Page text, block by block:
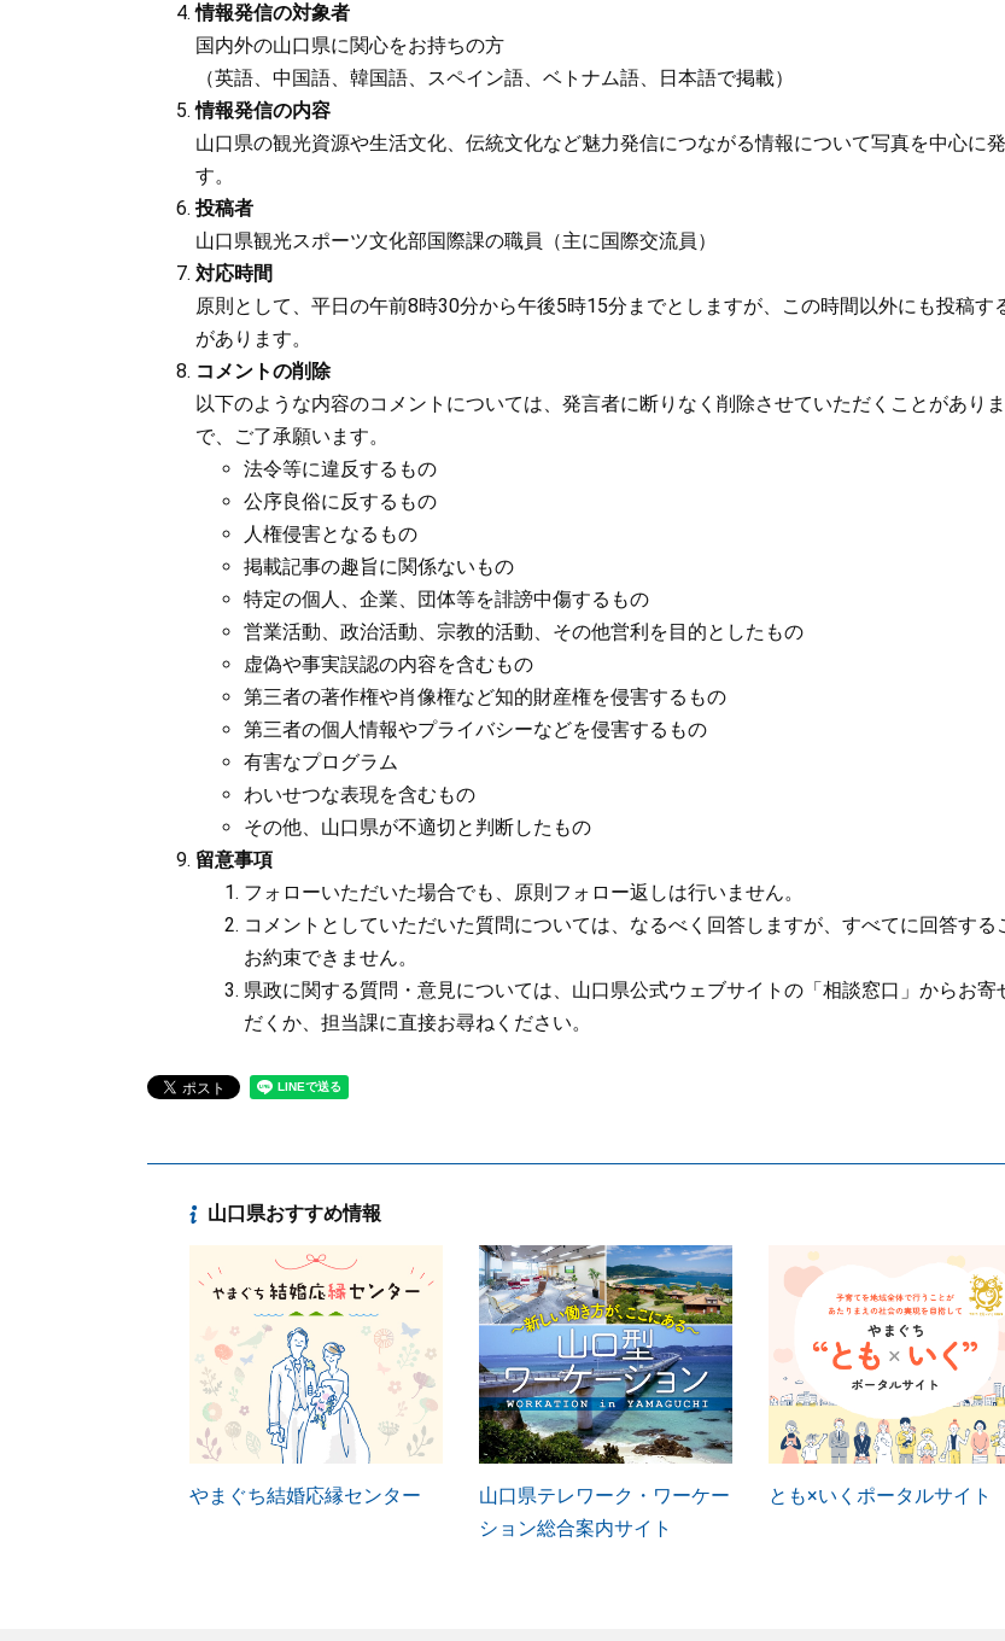
情報発信の対象者
国内外の山口県に関心をお持ちの方
（英語、中国語、韓国語、スペイン語、ベトナム語、日本語で掲載）
情報発信の内容
山口県の観光資源や生活文化、伝統文化など魅力発信につながる情報について写真を中心に
す。
投稿者
山口県観光スポーツ文化部国際課の職員（主に国際交流員）
対応時間
原則として、平日の午前8時30分から午後5時15分までとしますが、この時間以外にも投稿す
があります。
コメントの削除
以下のような内容のコメントについては、発言者に断りなく削除させていただくことがあり
で、ご了承願います。
法令等に違反するもの
公序良俗に反するもの
人権侵害となるもの
掲載記事の趣旨に関係ないもの
特定の個人、企業、団体等を誹謗中傷するもの
営業活動、政治活動、宗教的活動、その他営利を目的としたもの
虚偽や事実誤認の内容を含むもの
第三者の著作権や肖像権など知的財産権を侵害するもの
第三者の個人情報やプライバシーなどを侵害するもの
有害なプログラム
わいせつな表現を含むもの
その他、山口県が不適切と判断したもの
留意事項
フォローいただいた場合でも、原則フォロー返しは行いません。
コメントとしていただいた質問については、なるべく回答しますが、すべてに回答する
お約束できません。
県政に関する質問・意見については、山口県公式ウェブサイトの「相談窓口」からお寄
だくか、担当課に直接お尋ねください。
山口県おすすめ情報
やまぐち結婚応縁センター
山口県テレワーク・ワーケー
ション総合案内サイト
とも×いくポータルサイト